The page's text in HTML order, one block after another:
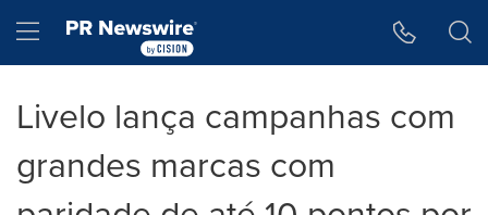
Hamburger menu
Livelo lança campanhas com
grandes marcas com